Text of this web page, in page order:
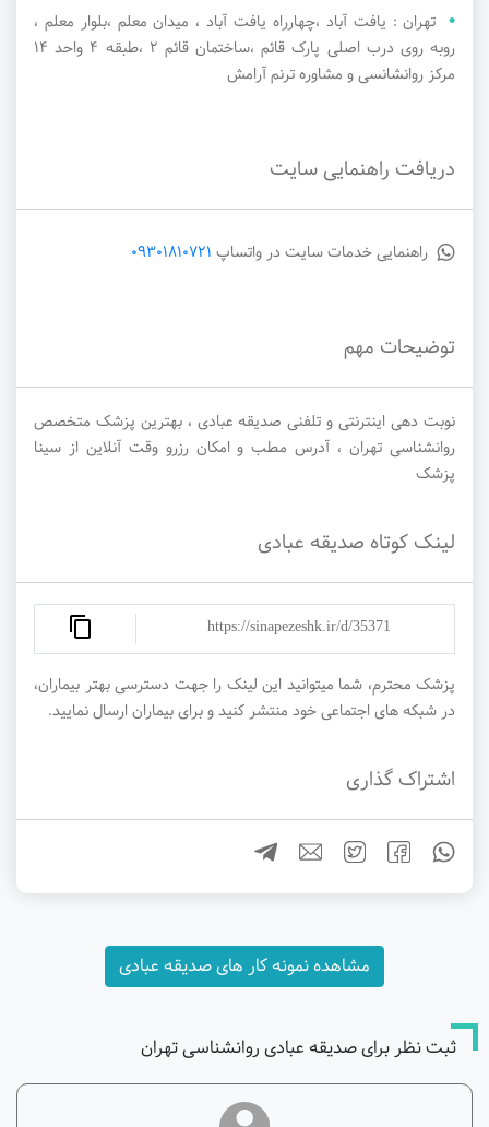
تهران : یافت آباد ،چهارراه یافت آباد ، میدان معلم ،بلوار معلم ،
روبه روی درب اصلی پارک قائم ،ساختمان قائم 2 ،طبقه 4 واحد 14
مرکز روانشانسی و مشاوره ترنم آرامش
دریافت راهنمایی سایت
راهنمایی خدمات سایت در واتساپ 09301810721
توضیحات مهم
نوبت دهی اینترنتی و تلفنی صدیقه عبادی ، بهترین پزشک متخصص
روانشناسی تهران ، آدرس مطب و امکان رزرو وقت آنلاین از سینا
پزشک
لینک کوتاه صدیقه عبادی
https://sinapezeshk.ir/d/35371
پزشک محترم، شما میتوانید این لینک را جهت دسترسی بهتر بیماران،
در شبکه های اجتماعی خود منتشر کنید و برای بیماران ارسال نمایید.
اشتراک گذاری
مشاهده نمونه کار های صدیقه عبادی
ثبت نظر برای صدیقه عبادی روانشناسی تهران